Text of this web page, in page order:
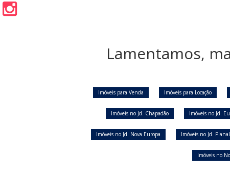
Lamentamos,
Imóveis para Venda Imóveis para Locação
Imóveis no Jd. Chapadão Imóveis no Jd.
Imóveis no Jd. Nova Europa Imóveis no Jd.
Imóveis no